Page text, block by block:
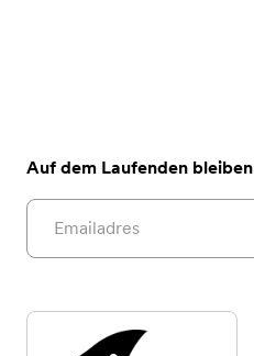
Auf dem Laufenden bleiben
Email address